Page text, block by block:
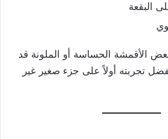
البقعة
بعض الأقمشة الحساسة أو الملونة قد
تجربته أولاً على جزء صغير غير